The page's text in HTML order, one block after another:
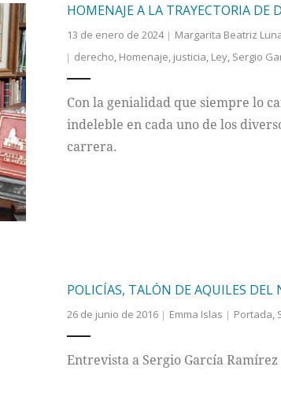
HOMENAJE A LA TRAYECTORIA DE
13 de enero de 2024 Margarita Beatriz
derecho Homenaje justicia Ley, Sergio
Con la genialidad que siempre lo
indeleble en cada uno de los
carrera.
POLICÍAS, TALÓN DE AQUILES DEL
26 de junio de 2016 Emma Islas Portada,
Entrevista a Sergio García